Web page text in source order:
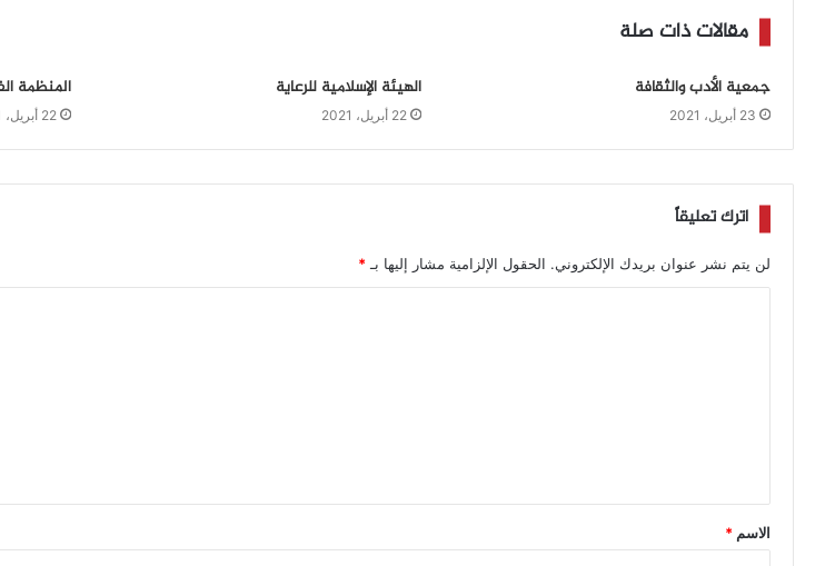
مقالات ذات صلة
جمعية الأدب والثقافة
23 أبريل، 2021
الهيئة الإسلامية للرعاية
22 أبريل، 2021
المنظمة
22 أبريل، 2021
اترك تعليقاً
لن يتم نشر عنوان بريدك الإلكتروني. الحقول الإلزامية مشار إليها بـ*
الاسم *